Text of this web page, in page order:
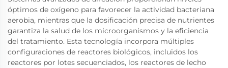
óptimos de oxígeno para favorecer la actividad bacteriana
aerobia, mientras que la dosificación precisa de nutrientes
garantiza la salud de los microorganismos y la eficiencia
del tratamiento. Esta tecnología incorpora múltiples
configuraciones de reactores biológicos, incluidos los
reactores por lotes secuenciados, los reactores de lecho